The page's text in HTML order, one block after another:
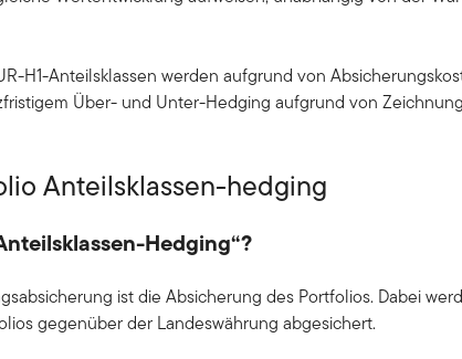
H1-Anteilsklassen werden aufgrund von
Über- und Unter-Hedging aufgrund von
Anteilsklassen-hedging
Hedging“?
ist die Absicherung des Portfolios. Dabei
gegenüber der Landeswährung abgesichert.